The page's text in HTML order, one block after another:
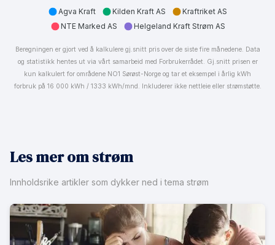
Agva Kraft Kilden Kraft AS
Kraftriket AS
NTE Marked AS
Helgeland Kraft Strøm AS
Beregningen er gjort ved å kalkulere gj.snitt pris over de siste fire månedene. Data
og statistikk hentes ut via vårt samarbeid med Forbrukerrådet. Gj.snitt prisen er
kun kalkulert for områdene NO1 Sørøst-Norge og tar et eksempel i årlig kWh
forbruk på 16 000 kWh / 1333 kWh/mnd. Inkluderer ikke nettleie eller strømstøtte.
Les mer om strøm
Innholdsrike artikler som dykker ned i tema strøm